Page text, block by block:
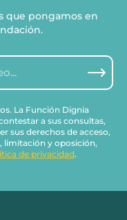
que pongamos en
La Función Dignia
a sus consultas,
sus derechos de acceso,
limitación y oposición,
de privacidad.